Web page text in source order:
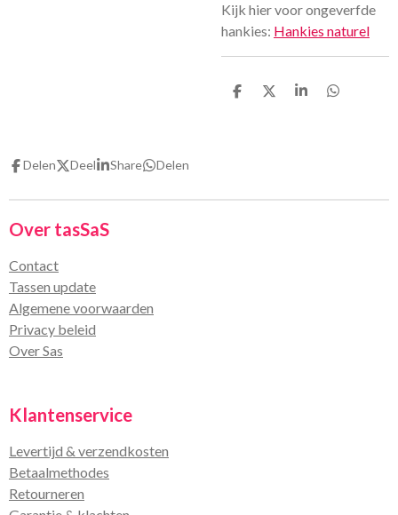
Kijk hier voor ongeverfde
hankies: Hankies naturel
D
D
S
D
Delen Deel Share Delen
Over tasSaS
Contact
Tassen update
Algemene voorwaarden
Privacy beleid
Over Sas
Klantenservice
Levertijd & verzendkosten
Betaalmethodes
Retourneren